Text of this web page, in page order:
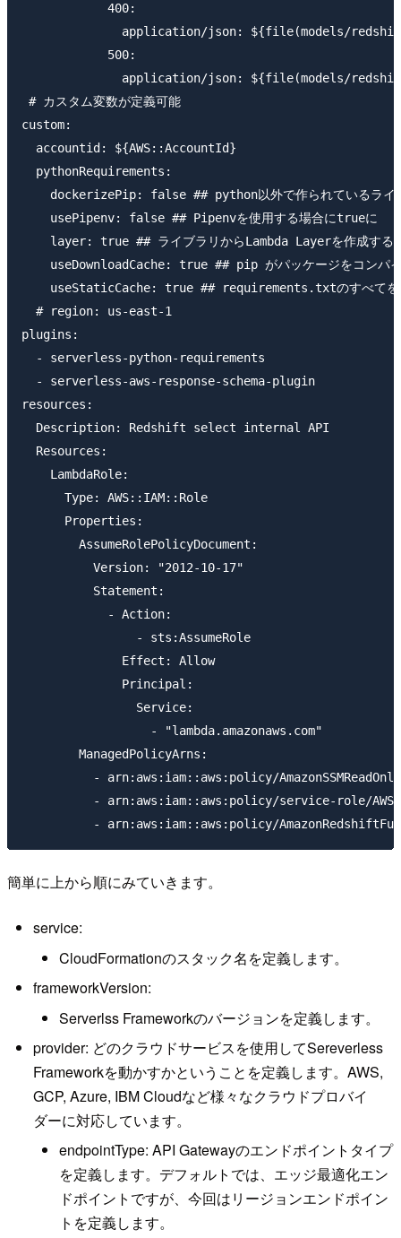
            400:
application/json: ${file(models/
            500:
application/json: ${file(models/
# カスタム変数が定義可能
custom:
  accountid: ${AWS::AccountId}
  pythonRequirements:
dockerizePip: false ## python以外で作られているライ
    usePipenv: false ## Pipenvを使用する場合にtrueに
layer: true ## ライブラリからLambda Layerを作成する
useDownloadCache: true ## pip がパッケージをコンパイ
useStaticCache: true ## requirements.txtのすべてを
  # region: us-east-1
plugins:
  - serverless-python-requirements
  - serverless-aws-response-schema-plugin
resources:
  Description: Redshift select internal API
  Resources:
    LambdaRole:
      Type: AWS::IAM::Role
      Properties:
        AssumeRolePolicyDocument:
          Version: "2012-10-17"
          Statement:
            - Action:
                - sts:AssumeRole
              Effect: Allow
              Principal:
                Service:
                  - "lambda.amazonaws.com"
        ManagedPolicyArns:
- arn:aws:iam::aws:policy/
- arn:aws:iam::aws:policy/service-role/
簡単に上から順にみていきます。
service:
CloudFormationのスタック名を定義します。
frameworkVersion:
Serverlss Frameworkのバージョンを定義します。
provider: どのクラウドサービスを使用してSereverless
Frameworkを動かすかということを定義します。AWS,
GCP, Azure, IBM Cloudなど様々なクラウドプロバイ
ダーに対応しています。
endpointType: API Gatewayのエンドポイントタイプ
を定義します。デフォルトでは、エッジ最適化エン
ドポイントですが、今回はリージョンエンドポイン
トを定義します。